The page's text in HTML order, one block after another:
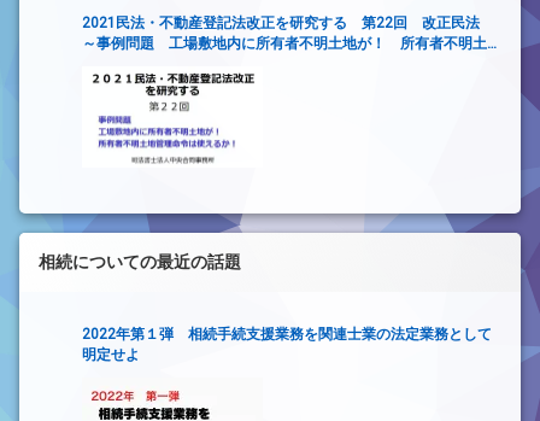
2021民法・不動産登記法改正を研究する 第22回 改正民法
～事例問題 工場敷地内に所有者不明土地が！ 所有者不明土
相続についての最近の話題
2022年第１弾 相続手続支援業務を関連士業の法定業務として
明定せよ